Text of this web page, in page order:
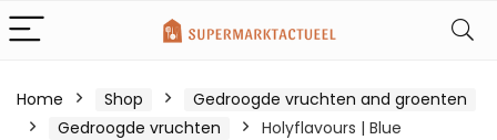
Home Shop
Gedroogde vruchten and groenten
Gedroogde vruchten
Holyflavours | Blue